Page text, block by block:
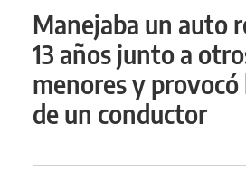
Manejaba un auto
13 años junto a
menores y
de un conductor